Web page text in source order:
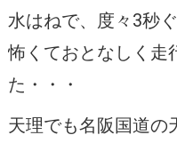
水はねで、度々3秒
怖くておとなしく走
た・・・
天理でも名阪国道の